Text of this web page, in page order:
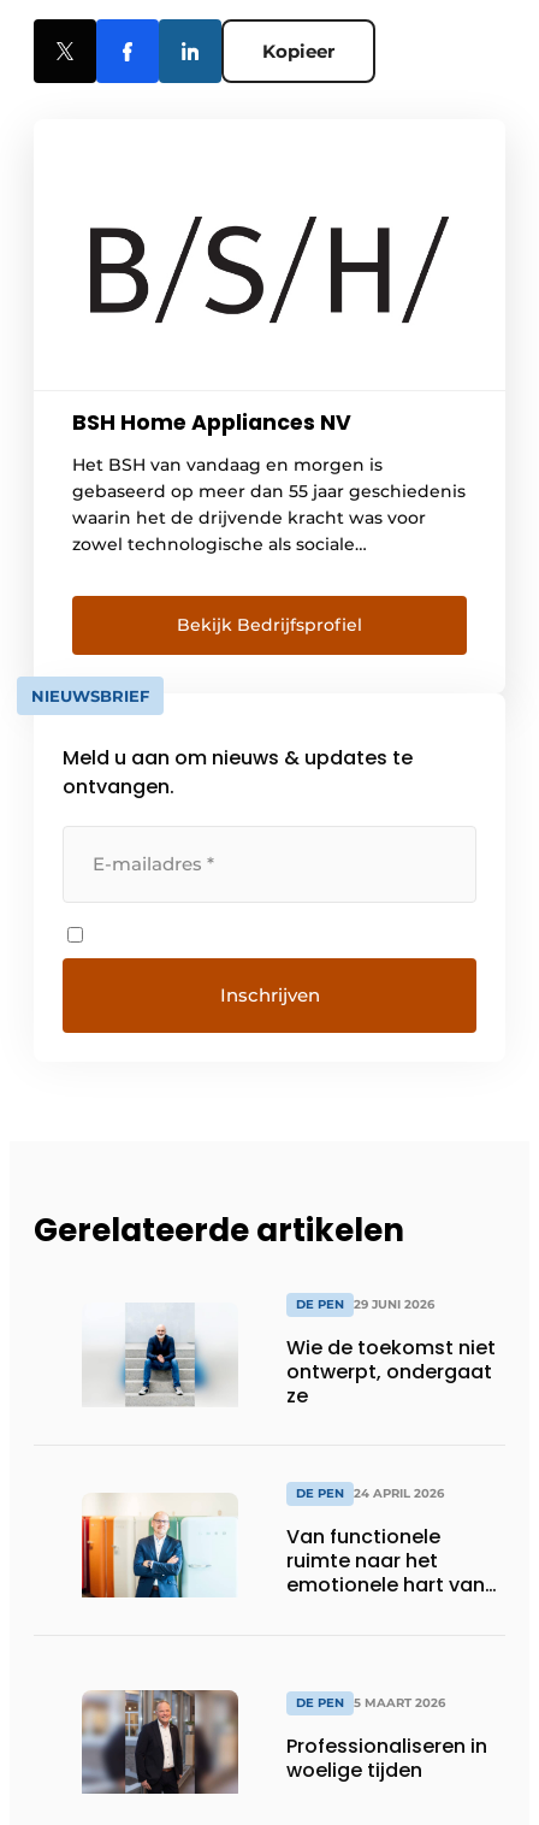
Kopieer
BSH Home Appliances NV
Het BSH van vandaag en morgen is
gebaseerd op meer dan 55 jaar geschiedenis
waarin het de drijvende kracht was voor
zowel technologische als sociale
producten. BSH streeft ernaar om de
kwaliteit van leven thuis voortdurend te
verbeteren met onze uitstekende merken in
huishoudtoestellen en eersteklas digitale
diensten, geleverd door ons […]
Bekijk Bedrijfsprofiel
NIEUWSBRIEF
Meld u aan om nieuws & updates te
ontvangen.
Gerelateerde artikelen
DE PEN 29 JUNI 2026
Wie de toekomst niet
ontwerpt, ondergaat
ze
DE PEN 24 APRIL 2026
Van functionele
ruimte naar het
emotionele hart van
DE PEN 5 MAART 2026
Professionaliseren in
woelige tijden